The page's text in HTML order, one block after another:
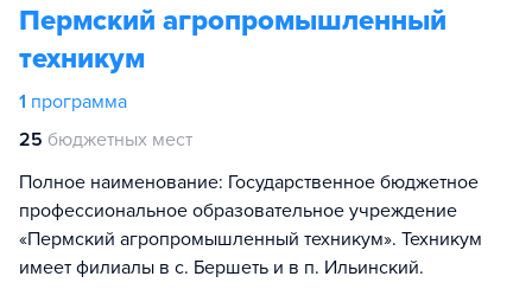
Пермский агропромышленный
техникум
1 программа
25 бюджетных мест
Полное наименование: Государственное бюджетное
профессиональное образовательное учреждение
«Пермский агропромышленный техникум». Техникум
имеет филиалы в с. Бершеть и в п. Ильинский.